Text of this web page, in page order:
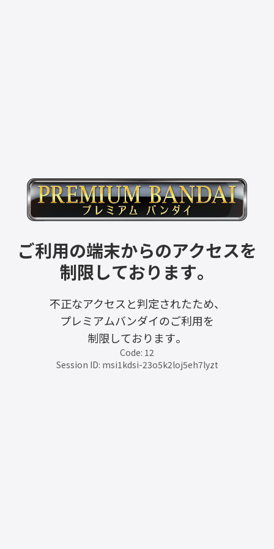
ご利用の端末からのアクセスを
制限しております。
不正なアクセスと判定されたため、
プレミアムバンダイのご利用を
制限しております。
Code: 12
Session ID: msi1kdsi-23o5k2loj5eh7lyzt